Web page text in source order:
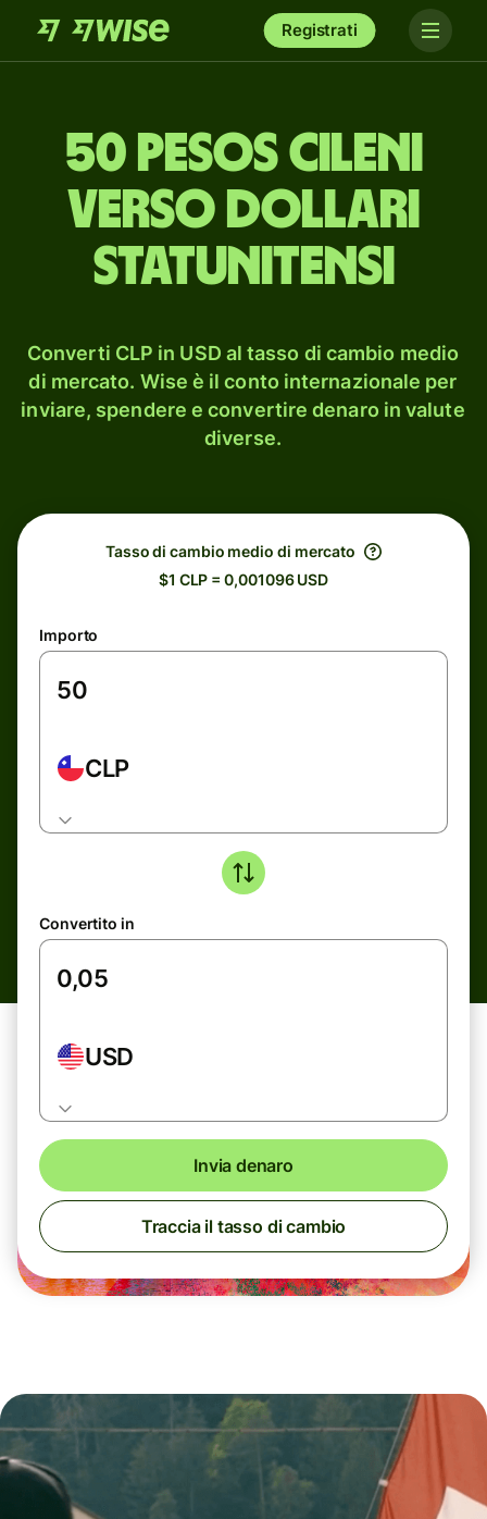
Registrati
50 pesos cileni
verso dollari
statunitensi
Converti CLP in USD al tasso di cambio medio
di mercato. Wise è il conto internazionale per
inviare, spendere e convertire denaro in valute
diverse.
Tasso di cambio medio di mercato
$1 CLP = 0,001096 USD
Importo
CLP
Convertito in
USD
Invia denaro
Traccia il tasso di cambio